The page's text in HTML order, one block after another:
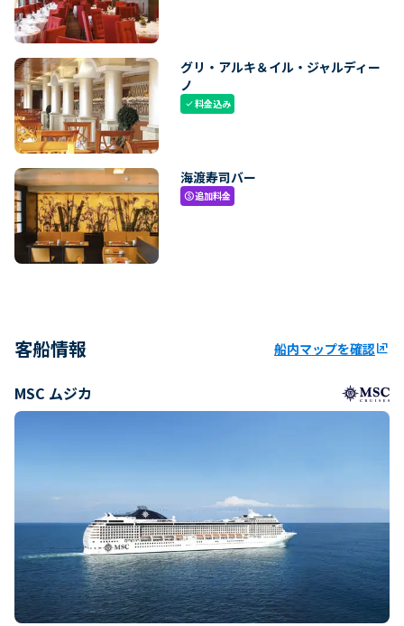
グリ・アルキ＆イル・ジャルディー
ノ
check料金込み
海渡寿司バー
paid追加料金
客船情報 船内マップを確認ungroup
MSC ムジカ